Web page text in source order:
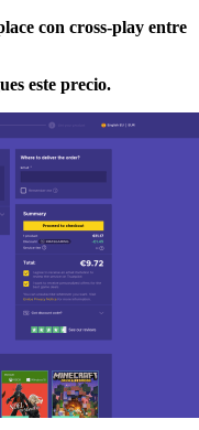
con cross-play entre
este precio.